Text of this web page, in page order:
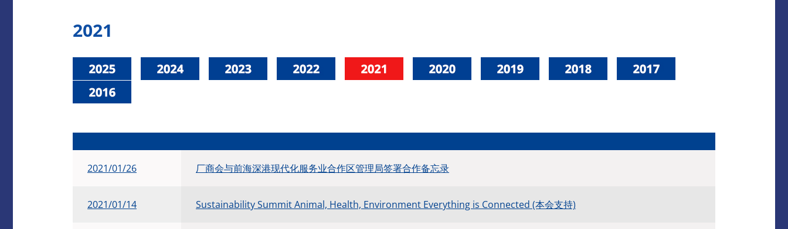
2021
2021/01/26 厂商会与前海深港现代化服务业合作区管理局签署合作备忘录
2021/01/14 Sustainability Summit Animal, Health, Environment Everything is Connected (本会支持)